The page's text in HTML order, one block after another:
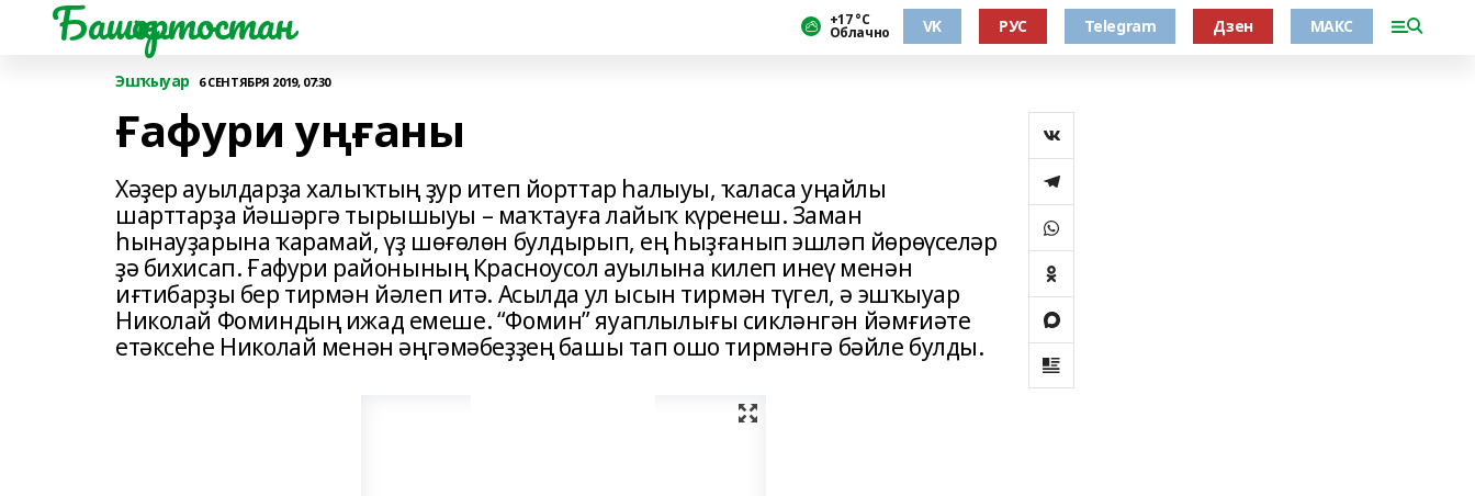
Башҡортостан +17 °С
Облачно VK РУС Telegram Дзен МАКС
Эшҡыуар 6 СЕНТЯБРЯ 2019, 07:30
Ғафури уңғаны
Хәҙер ауылдарҙа халыҡтың ҙур итеп йорттар һалыуы, ҡаласа уңайлы
шарттарҙа йәшәргә тырышыуы – маҡтауға лайыҡ күренеш. Заман
һынауҙарына ҡарамай, үҙ шөғөлөн булдырып, ең һыҙғанып эшләп йөрөүселәр
ҙә бихисап. Ғафури районының Красноусол ауылына килеп инеү менән
иғтибарҙы бер тирмән йәлеп итә. Асылда ул ысын тирмән түгел, ә эшҡыуар
Николай Фоминдың ижад емеше. “Фомин” яуаплылығы сикләнгән йәмғиәте
етәксеһе Николай менән әңгәмәбеҙҙең башы тап ошо тирмәнгә бәйле булды.